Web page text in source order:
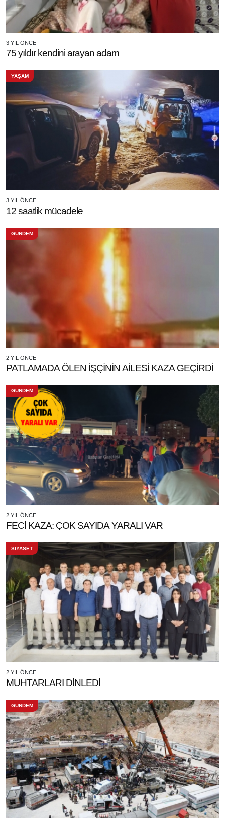
3 YIL ÖNCE
75 yıldır kendini arayan adam
YAŞAM
3 YIL ÖNCE
12 saatlik mücadele
GÜNDEM
2 YIL ÖNCE
PATLAMADA ÖLEN İŞÇİNİN AİLESİ KAZA GEÇİRDİ
GÜNDEM
2 YIL ÖNCE
FECİ KAZA: ÇOK SAYIDA YARALI VAR
SİYASET
2 YIL ÖNCE
MUHTARLARI DİNLEDİ
GÜNDEM